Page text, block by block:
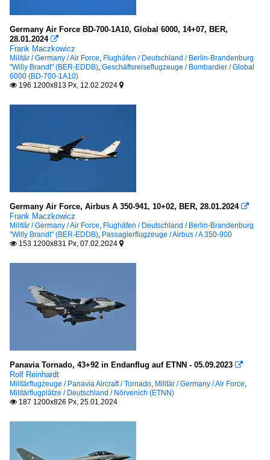
Germany Air Force BD-700-1A10, Global 6000, 14+07, BER,
28.01.2024 
Frank Maczkowicz
Militär / Germany / Air Force, Flughäfen / Deutschland / Berlin-Brandenburg
"Willy Brandt" (BER-EDDB), Geschäftsreiseflugzeuge / Bombardier / Global
6000 (BD-700-1A10)
 196 1200x813 Px, 12.02.2024 
Germany Air Force, Airbus A 350-941, 10+02, BER, 28.01.2024 
Frank Maczkowicz
Militär / Germany / Air Force, Flughäfen / Deutschland / Berlin-Brandenburg
"Willy Brandt" (BER-EDDB), Passagierflugzeuge / Airbus / A 350-900
 153 1200x831 Px, 07.02.2024 
Panavia Tornado, 43+92 in Endanflug auf ETNN - 05.09.2023 
Rolf Reinhardt
Militärflugzeuge / Panavia Aircraft / Tornado, Militär / Germany / Air Force,
Militärflugplätze / Deutschland / Nörvenich (ETNN)
 187 1200x826 Px, 25.01.2024